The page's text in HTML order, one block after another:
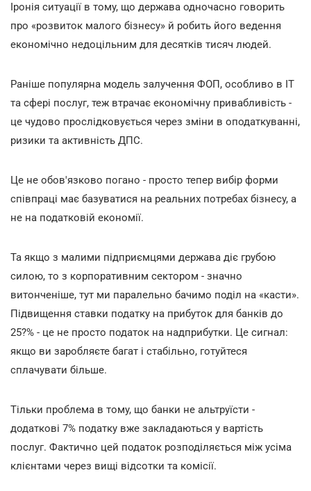
Іронія ситуації в тому, що держава одночасно говорить
про «розвиток малого бізнесу» й робить його ведення
економічно недоцільним для десятків тисяч людей.
Раніше популярна модель залучення ФОП, особливо в IT
та сфері послуг, теж втрачає економічну привабливість -
це чудово прослідковується через зміни в оподаткуванні,
ризики та активність ДПС.
Це не обов'язково погано - просто тепер вибір форми
співпраці має базуватися на реальних потребах бізнесу, а
не на податковій економії.
Та якщо з малими підприємцями держава діє грубою
силою, то з корпоративним сектором - значно
витонченіше, тут ми паралельно бачимо поділ на «касти».
Підвищення ставки податку на прибуток для банків до
25?% - це не просто податок на надприбутки. Це сигнал:
якщо ви заробляєте багат і стабільно, готуйтеся
сплачувати більше.
Тільки проблема в тому, що банки не альтруїсти -
додаткові 7% податку вже закладаються у вартість
послуг. Фактично цей податок розподіляється між усіма
клієнтами через вищі відсотки та комісії.